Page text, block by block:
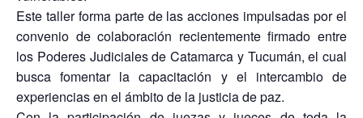
Este taller forma parte de las acciones impulsadas por el
convenio de colaboración recientemente firmado entre
los Poderes Judiciales de Catamarca y Tucumán, el cual
busca fomentar la capacitación y el intercambio de
experiencias en el ámbito de la justicia de paz.